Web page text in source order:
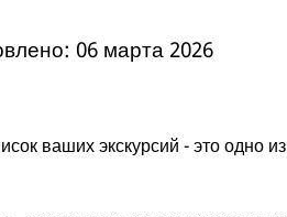
06 марта 2026
ваших экскурсий - это одно из